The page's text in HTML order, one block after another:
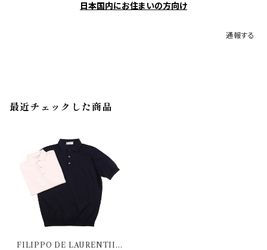
日本国内にお住まいの方向け
通報する
最近チェックした商品
FILIPPO DE LAURENTIIS